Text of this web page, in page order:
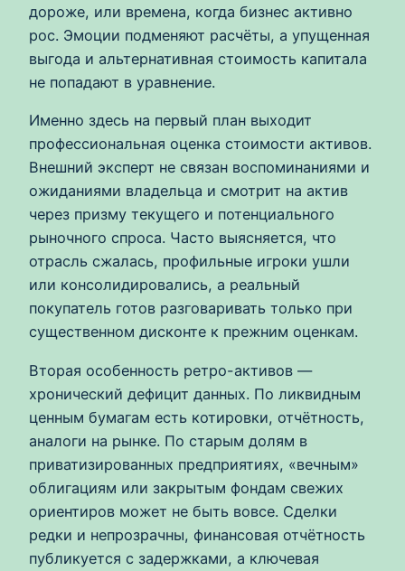
дороже, или времена, когда бизнес активно
рос. Эмоции подменяют расчёты, а упущенная
выгода и альтернативная стоимость капитала
не попадают в уравнение.
Именно здесь на первый план выходит
профессиональная оценка стоимости активов.
Внешний эксперт не связан воспоминаниями и
ожиданиями владельца и смотрит на актив
через призму текущего и потенциального
рыночного спроса. Часто выясняется, что
отрасль сжалась, профильные игроки ушли
или консолидировались, а реальный
покупатель готов разговаривать только при
существенном дисконте к прежним оценкам.
Вторая особенность ретро-активов —
хронический дефицит данных. По ликвидным
ценным бумагам есть котировки, отчётность,
аналоги на рынке. По старым долям в
приватизированных предприятиях, «вечным»
облигациям или закрытым фондам свежих
ориентиров может не быть вовсе. Сделки
редки и непрозрачны, финансовая отчётность
публикуется с задержками, а ключевая